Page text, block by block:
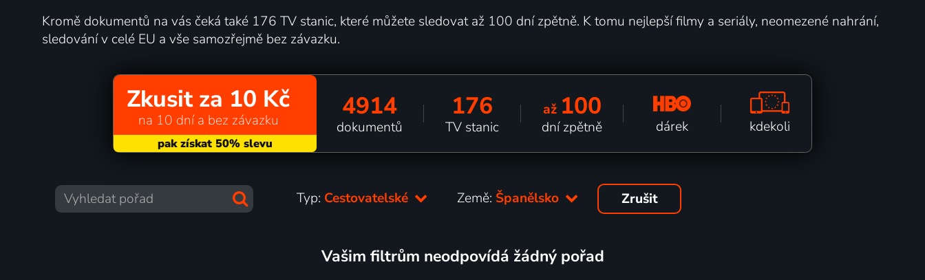
Kromě dokumentů na vás čeká také 176 TV stanic, které můžete sledovat až 100 dní zpětně. K tomu nejlepší filmy a seriály, neomezené nahrání,
sledování v celé EU a vše samozřejmě bez závazku.
Zkusit za 10 Kč
na 10 dní a bez závazku 4914
dokumentů
176
TV stanic
až 100
dní zpětně dárek kdekoli
Typ: Cestovatelské Země: Španělsko Zrušit
Vašim filtrům neodpovídá žádný pořad